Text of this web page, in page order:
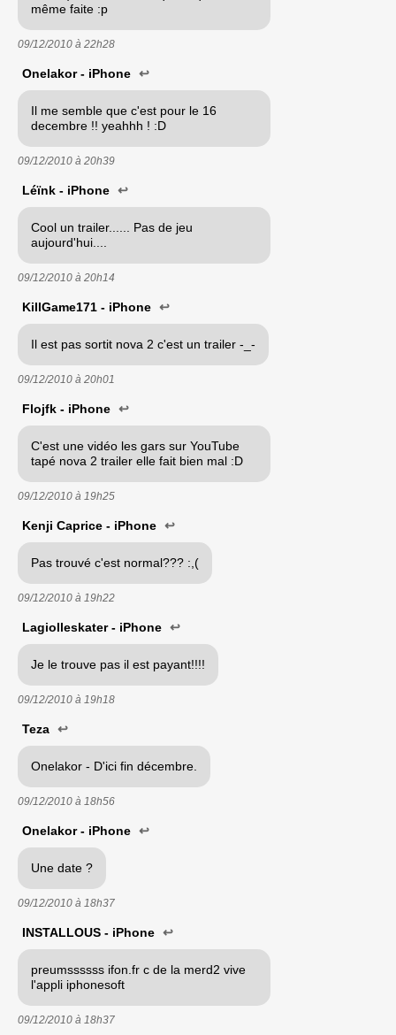
même faite :p
09/12/2010 à 22h28
Onelakor - iPhone ↩
Il me semble que c'est pour le 16
decembre !! yeahhh ! :D
09/12/2010 à 20h39
Léïnk - iPhone ↩
Cool un trailer...... Pas de jeu
aujourd'hui....
09/12/2010 à 20h14
KillGame171 - iPhone ↩
Il est pas sortit nova 2 c'est un trailer -_-
09/12/2010 à 20h01
Flojfk - iPhone ↩
C'est une vidéo les gars sur YouTube
tapé nova 2 trailer elle fait bien mal :D
09/12/2010 à 19h25
Kenji Caprice - iPhone ↩
Pas trouvé c'est normal??? :,(
09/12/2010 à 19h22
Lagiolleskater - iPhone ↩
Je le trouve pas il est payant!!!!
09/12/2010 à 19h18
Teza ↩
Onelakor - D'ici fin décembre.
09/12/2010 à 18h56
Onelakor - iPhone ↩
Une date ?
09/12/2010 à 18h37
INSTALLOUS - iPhone ↩
preumssssss ifon.fr c de la merd2 vive
l'appli iphonesoft
09/12/2010 à 18h37